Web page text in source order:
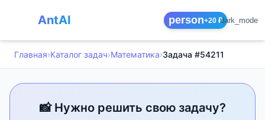
AntAI person+20 ₽dark_mode
Главная›Каталог задач›Математика›Задача #54211
📸 Нужно решить свою задачу?